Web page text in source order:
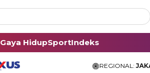
Gaya HidupSportIndeks
REGIONAL: